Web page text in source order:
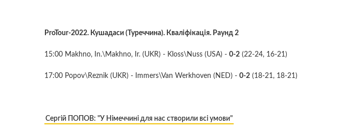
ProTour-2022. Кушадаси (Туреччина). Кваліфікація. Раунд 2
15:00 Мakhno, In.\Makhno, Ir. (UKR) - Kloss\Nuss (USA) - 0-2 (22-24, 16-21)
17:00 Popov\Reznik (UKR) - Immers\Van Werkhoven (NED) - 0-2 (18-21, 18-21)
Сергій ПОПОВ: "У Німеччині для нас створили всі умови"